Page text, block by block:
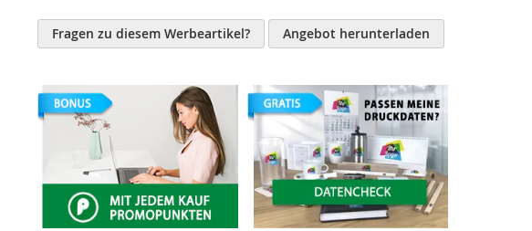
Fragen zu diesem Werbeartikel? Angebot herunterladen